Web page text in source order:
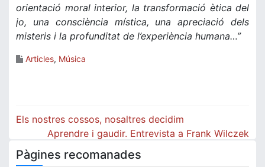
orientació moral interior, la transformació ètica del
jo, una consciència mística, una apreciació dels
misteris i la profunditat de l’experiència humana…”
Articles, Música
Navegació
d'entrades
Els nostres cossos, nosaltres decidim
Aprendre i gaudir. Entrevista a Frank Wilczek
Pàgines recomanades